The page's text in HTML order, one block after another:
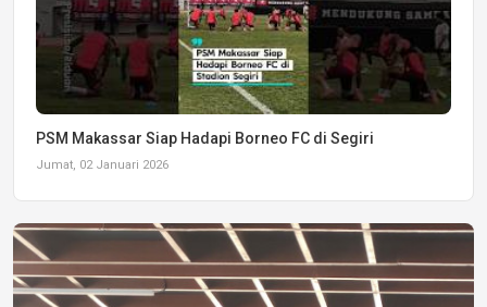
PSM Makassar Siap Hadapi Borneo FC di Segiri
Jumat, 02 Januari 2026